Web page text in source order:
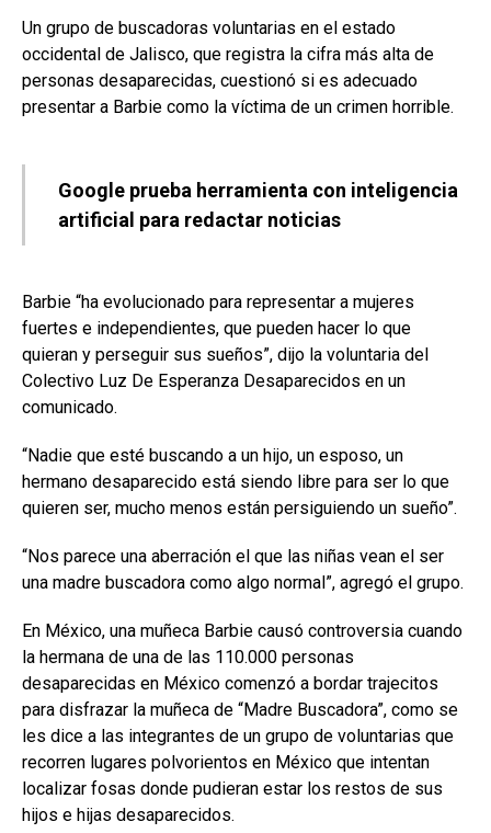
Un grupo de buscadoras voluntarias en el estado
occidental de Jalisco, que registra la cifra más alta de
personas desaparecidas, cuestionó si es adecuado
presentar a Barbie como la víctima de un crimen horrible.
Google prueba herramienta con inteligencia
artificial para redactar noticias
Barbie “ha evolucionado para representar a mujeres
fuertes e independientes, que pueden hacer lo que
quieran y perseguir sus sueños”, dijo la voluntaria del
Colectivo Luz De Esperanza Desaparecidos en un
comunicado.
“Nadie que esté buscando a un hijo, un esposo, un
hermano desaparecido está siendo libre para ser lo que
quieren ser, mucho menos están persiguiendo un sueño”.
“Nos parece una aberración el que las niñas vean el ser
una madre buscadora como algo normal”, agregó el grupo.
En México, una muñeca Barbie causó controversia cuando
la hermana de una de las 110.000 personas
desaparecidas en México comenzó a bordar trajecitos
para disfrazar la muñeca de “Madre Buscadora”, como se
les dice a las integrantes de un grupo de voluntarias que
recorren lugares polvorientos en México que intentan
localizar fosas donde pudieran estar los restos de sus
hijos e hijas desaparecidos.